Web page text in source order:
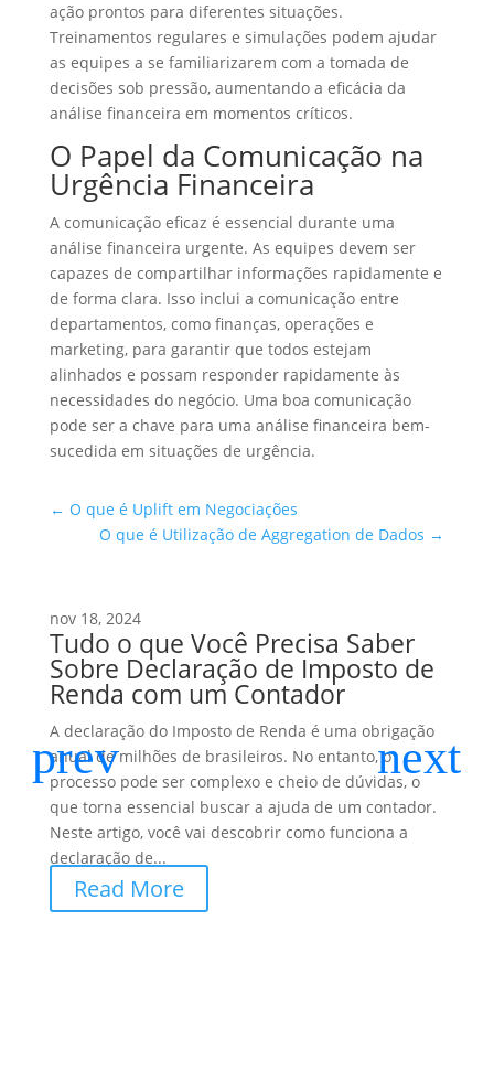
ação prontos para diferentes situações.
Treinamentos regulares e simulações podem ajudar
as equipes a se familiarizarem com a tomada de
decisões sob pressão, aumentando a eficácia da
análise financeira em momentos críticos.
O Papel da Comunicação na
Urgência Financeira
A comunicação eficaz é essencial durante uma
análise financeira urgente. As equipes devem ser
capazes de compartilhar informações rapidamente e
de forma clara. Isso inclui a comunicação entre
departamentos, como finanças, operações e
marketing, para garantir que todos estejam
alinhados e possam responder rapidamente às
necessidades do negócio. Uma boa comunicação
pode ser a chave para uma análise financeira bem-
sucedida em situações de urgência.
← O que é Uplift em Negociações
O que é Utilização de Aggregation de Dados →
nov 18, 2024
Tudo o que Você Precisa Saber
Sobre Declaração de Imposto de
Renda com um Contador
A declaração do Imposto de Renda é uma obrigação
anual de milhões de brasileiros. No entanto, o
processo pode ser complexo e cheio de dúvidas, o
que torna essencial buscar a ajuda de um contador.
Neste artigo, você vai descobrir como funciona a
declaração de...
Read More